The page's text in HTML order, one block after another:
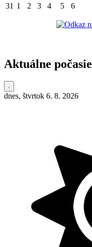
31 1 2 3 4 5 6
Aktuálne počasie
dnes, štvrtok 6. 8. 2026